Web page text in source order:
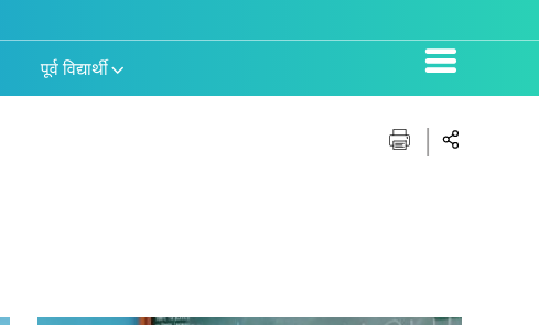
पूर्व विद्यार्थी